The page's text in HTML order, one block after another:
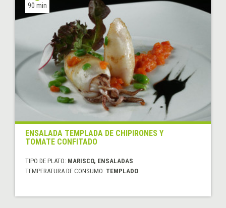
90 min
ENSALADA TEMPLADA DE CHIPIRONES Y
TOMATE CONFITADO
TIPO DE PLATO: MARISCO, ENSALADAS
TEMPERATURA DE CONSUMO: TEMPLADO